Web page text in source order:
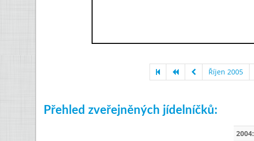
Říjen 2005
Přehled zveřejněných jídelníčků:
2004: